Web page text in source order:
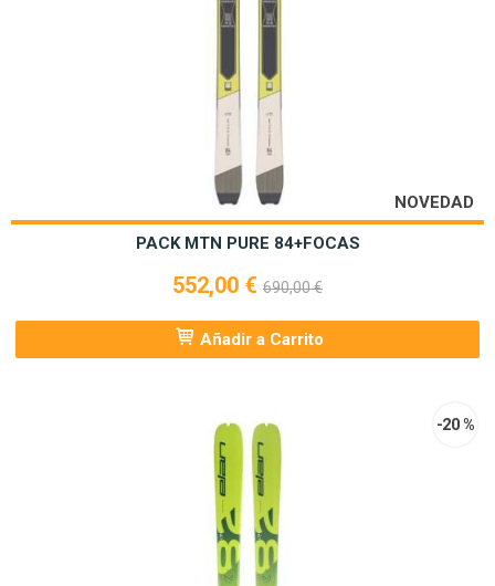
NOVEDAD
PACK MTN PURE 84+FOCAS
552,00 € 690,00 €
Añadir a Carrito
-20 %